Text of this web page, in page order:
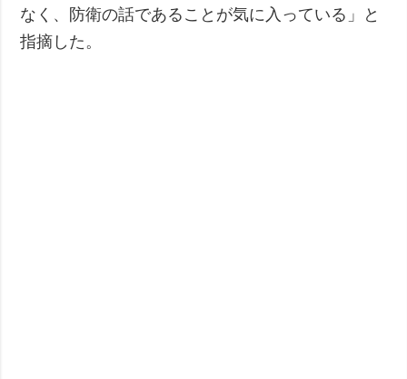
なく、防衛の話であることが気に入っている」と
指摘した。